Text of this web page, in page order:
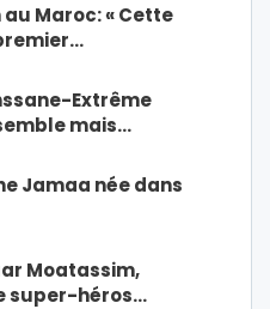
Maroc: « Cette
Extrême
mais…
Jamaa née dans
Moatassim,
super-héros…